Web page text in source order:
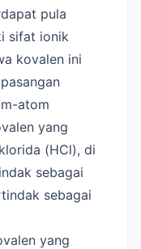
pula
sifat ionik
kovalen ini
atom
yang
(HCl), di
sebagai
sebagai
yang